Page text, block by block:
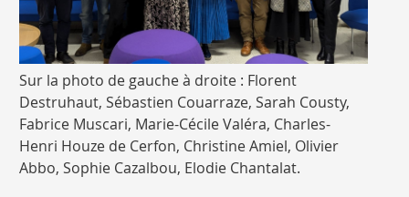
After
sante
AMIS
intervenants
-
Sur la photo de gauche à droite : Florent
Destruhaut, Sébastien Couarraze, Sarah Cousty,
Fabrice Muscari, Marie-Cécile Valéra, Charles-
Henri Houze de Cerfon, Christine Amiel, Olivier
Abbo, Sophie Cazalbou, Elodie Chantalat.